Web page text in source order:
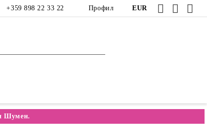
Профил
+359 898 22 33 22 EUR
Шумен.